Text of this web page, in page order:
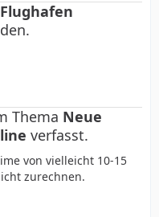
Flughafen
Thema Neue
verfasst.
von vielleicht 10-15
zurechnen.